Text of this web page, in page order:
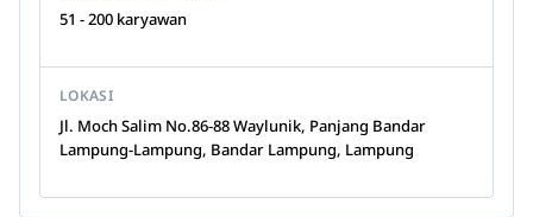
51 - 200 karyawan
LOKASI
Jl. Moch Salim No.86-88 Waylunik, Panjang Bandar
Lampung-Lampung, Bandar Lampung, Lampung